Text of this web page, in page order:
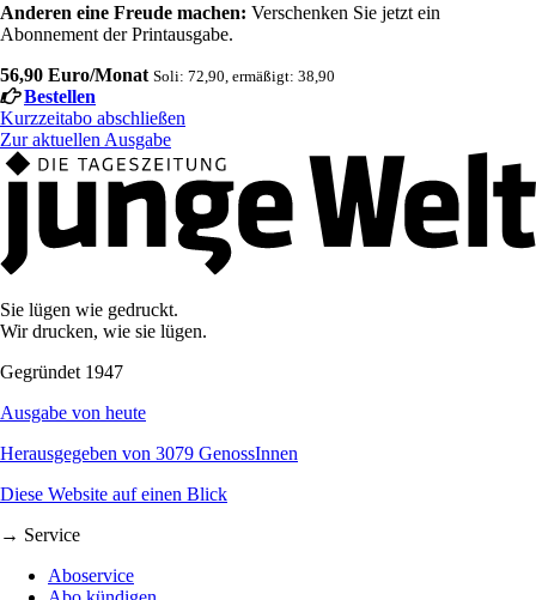
Anderen eine Freude machen: Verschenken Sie jetzt ein
Abonnement der Printausgabe.
56,90 Euro/Monat Soli: 72,90, ermäßigt: 38,90
Bestellen
Kurzzeitabo abschließen
Zur aktuellen Ausgabe
Sie lügen wie gedruckt.
Wir drucken, wie sie lügen.
Gegründet 1947
Ausgabe von heute
Herausgegeben von 3079 GenossInnen
Diese Website auf einen Blick
→ Service
Aboservice